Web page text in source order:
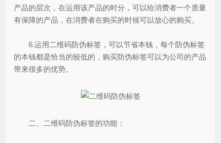
产品的层次，在运用该产品的时分，可以给消费者一个质量
有保障的产品，在消费者在购买的时候可以放心的购买。
6.运用二维码防伪标签，可以节省本钱，每个防伪标签
的本钱都是恰当的较低的，购买防伪标签可以为公司的产品
带来很多的优势。
二、二维码防伪标签的功能：